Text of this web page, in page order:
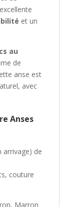
et un
au
de
anse est
avec
Anses
arrivage) de
couture
Marron